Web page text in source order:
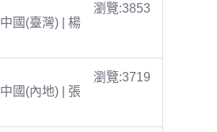
瀏覽:3853
中國(臺灣) | 楊
瀏覽:3719
中國(內地) | 張